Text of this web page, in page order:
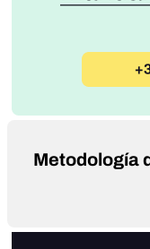
Metodología